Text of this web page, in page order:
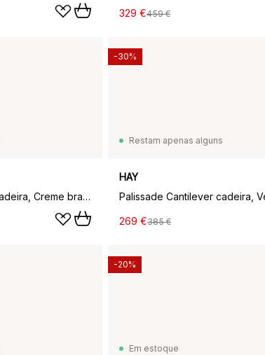
329 €459 €
Palissade Cantilever cadeira, Creme branco
Restam apenas alguns
HAY
269 €385 €
-30%
Em estoque
-20%